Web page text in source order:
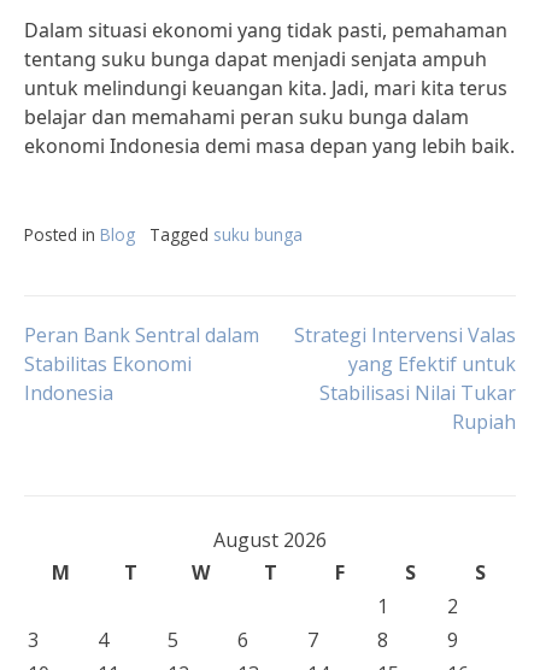
Dalam situasi ekonomi yang tidak pasti, pemahaman
tentang suku bunga dapat menjadi senjata ampuh
untuk melindungi keuangan kita. Jadi, mari kita terus
belajar dan memahami peran suku bunga dalam
ekonomi Indonesia demi masa depan yang lebih baik.
Posted in Blog Tagged suku bunga
Post
navigation
Peran Bank Sentral dalam
Stabilitas Ekonomi
Indonesia
Strategi Intervensi Valas
yang Efektif untuk
Stabilisasi Nilai Tukar
Rupiah
August 2026
M
T W T F S
S
1
2
3
4 5 6 7 8
9